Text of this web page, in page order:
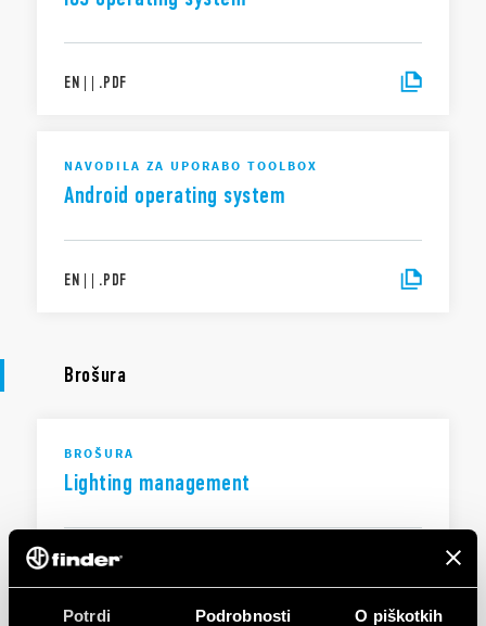
Potrdi Podrobnosti O piškotkih
EN | | .PDF
NAVODILA ZA UPORABO TOOLBOX
Android operating system
EN | | .PDF
Brošura
BROŠURA
Lighting management
EN|5 MB